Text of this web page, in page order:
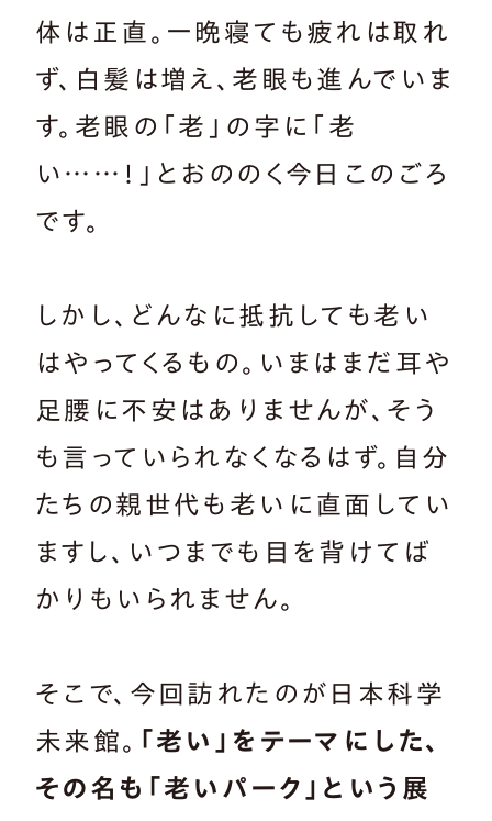
体は正直。一晩寝ても疲れは取れ
ず、白髪は増え、老眼も進んでいま
す。老眼の「老」の字に「老
い……！」とおののく今日このごろ
です。
しかし、どんなに抵抗しても老い
はやってくるもの。いまはまだ耳や
足腰に不安はありませんが、そう
も言っていられなくなるはず。自分
たちの親世代も老いに直面してい
ますし、いつまでも目を背けてば
かりもいられません。
そこで、今回訪れたのが日本科学
未来館。 「老い」をテーマにした、
その名も「老いパーク」という展